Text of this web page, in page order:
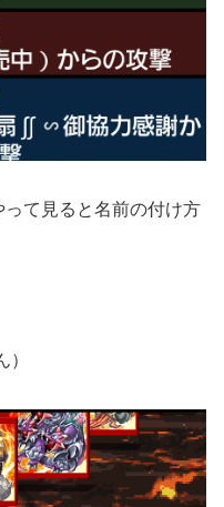
て見ると名前の付け方